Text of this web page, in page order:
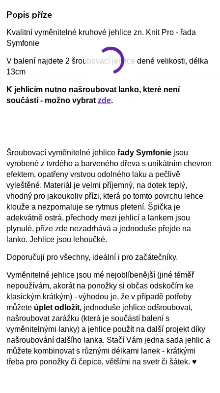
Popis příze
Kvalitní vyměnitelné kruhové jehlice zn. Knit Pro - řada
Symfonie
V balení najdete 2 šroubovací jehlice dené velikosti,délka
13cm
K jehlicím nutno našroubovat lanko, které není
součástí - možno vybratzde.
Šroubovací vyměnitelné jehlice řady Symfonie jsou
vyrobené z tvrdého a barveného dřeva s unikátním chevron
efektem, opatřeny vrstvou odolného laku a pečlivě
vyleštěné. Materiál je velmi příjemný, na dotek teplý,
vhodný pro jakoukoliv přízi, která po tomto povrchu lehce
klouže a nezpomaluje se rytmus pletení. Špička je
adekvátně ostrá, přechody mezi jehlicí a lankem jsou
plynulé, příze zde nezadrhává a jednoduše přejde na
lanko. Jehlice jsou lehoučké.
Doporučuji pro všechny, ideální i pro začátečníky.
Vyměnitelné jehlice jsou mé nejoblíbenější (jiné téměř
nepoužívám, akorát na ponožky si občas odskočím ke
klasickým krátkým) - výhodou je, že v případě potřeby
můžete úplet odložit, jednoduše jehlice odšroubovat,
našroubovat zarážku (která je součástí balení s
vyměnitelnými lanky) a jehlice použít na další projekt díky
našroubování dalšího lanka. Stačí Vám jedna sada jehlic a
můžete kombinovat s různými délkami lanek - krátkými
třeba pro ponožky či čepice, většími na svetr či šátek. ♥